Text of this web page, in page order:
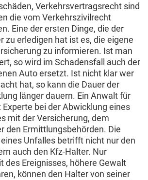
Verkehrsvertragsrecht sind
die vom Verkehrszivilrecht
Eine der ersten Dinge, die der
zu erledigen hat ist es, die eigene
zu informieren. Ist man
so wird im Schadensfall auch der
Auto ersetzt. Ist nicht klar wer
hat, so kann die Dauer der
länger dauern. Ein Anwalt für
bei der Abwicklung eines
mit der Versicherung, dem
den Ermittlungsbehörden. Die
Unfalles betrifft nicht nur den
auch den Kfz-Halter. Nur
des Ereignisses, höhere Gewalt
können den Halter von seiner